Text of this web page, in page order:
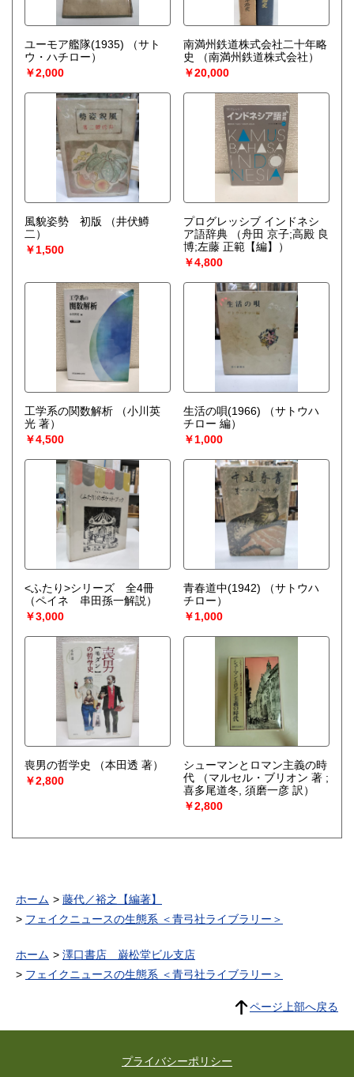
ユーモア艦隊(1935)
（サト
ウ・ハチロー）
￥2,000
南満州鉄道株式会社二十年略
史
（南満州鉄道株式会社）
￥20,000
風貌姿勢 初版
（井伏鱒
二）
￥1,500
プログレッシブ インドネシ
ア語辞典
（舟田 京子;高殿 良
博;左藤 正範【編】）
￥4,800
工学系の関数解析
（小川英
光 著）
￥4,500
生活の唄(1966)
（サトウハ
チロー 編）
￥1,000
<ふたり>シリーズ 全4冊
（ペイネ 串田孫一解説）
￥3,000
青春道中(1942)
（サトウハ
チロー）
￥1,000
喪男の哲学史
（本田透 著）
￥2,800
シューマンとロマン主義の時
代
（マルセル・ブリオン 著 ;
喜多尾道冬, 須磨一彦 訳）
￥2,800
ホーム
藤代／裕之【編著】
フェイクニュースの生態系 ＜青弓社ライブラリー＞
ホーム
澤口書店 巌松堂ビル支店
フェイクニュースの生態系 ＜青弓社ライブラリー＞
ページ上部へ戻る
プライバシーポリシー